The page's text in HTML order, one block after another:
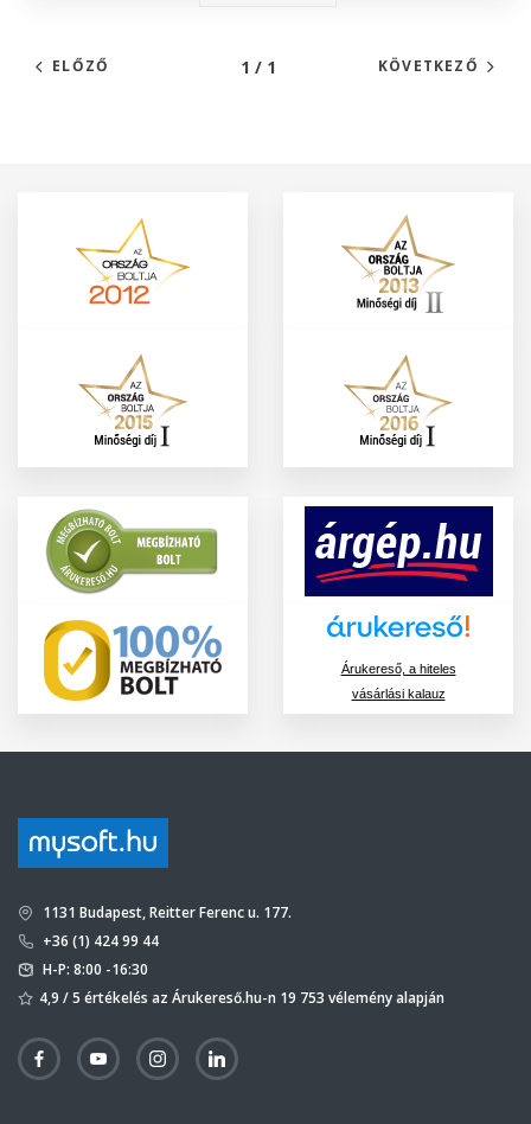
ELŐZŐ 1 / 1 KÖVETKEZŐ
Árukereső, a hiteles
vásárlási kalauz
1131 Budapest, Reitter Ferenc u. 177.
+36 (1) 424 99 44
H-P: 8:00 -16:30
4,9 / 5 értékelés az Árukereső.hu-n 19 753 vélemény alapján